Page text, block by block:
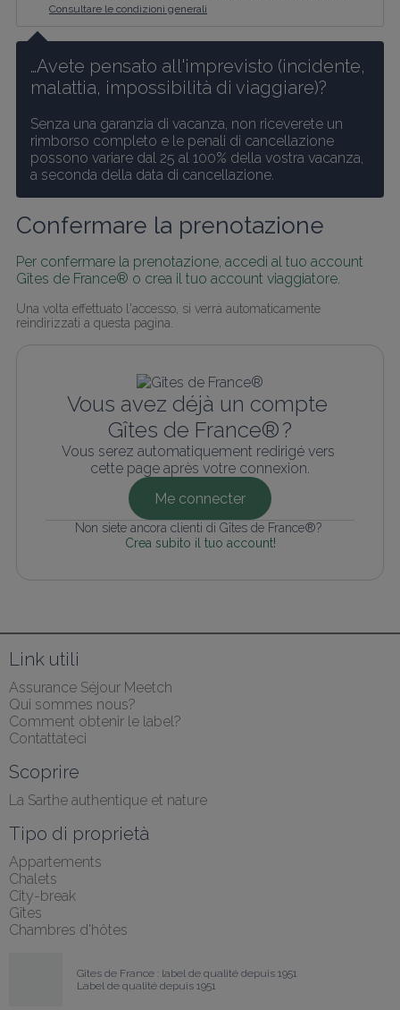
Consultare le condizioni generali
…Avete pensato all'imprevisto (incidente,
malattia, impossibilità di viaggiare)?
Senza una garanzia di vacanza, non riceverete un
rimborso completo e le penali di cancellazione
possono variare dal 25 al 100% della vostra vacanza,
a seconda della data di cancellazione.
Confermare la prenotazione
Per confermare la prenotazione, accedi al tuo account
Gîtes de France® o crea il tuo account viaggiatore.
Una volta effettuato l'accesso, si verrà automaticamente
reindirizzati a questa pagina.
Vous avez déjà un compte
Gîtes de France® ?
Vous serez automatiquement redirigé vers
cette page après votre connexion.
Me connecter
Non siete ancora clienti di Gîtes de France®?
Crea subito il tuo account!
Link utili
Assurance Séjour Meetch
Qui sommes nous?
Comment obtenir le label?
Contattateci
Scoprire
La Sarthe authentique et nature
Tipo di proprietà
Appartements
Chalets
City-break
Gîtes
Chambres d'hôtes
Gîtes de France : label de qualité depuis 1951
Label de qualité depuis 1951